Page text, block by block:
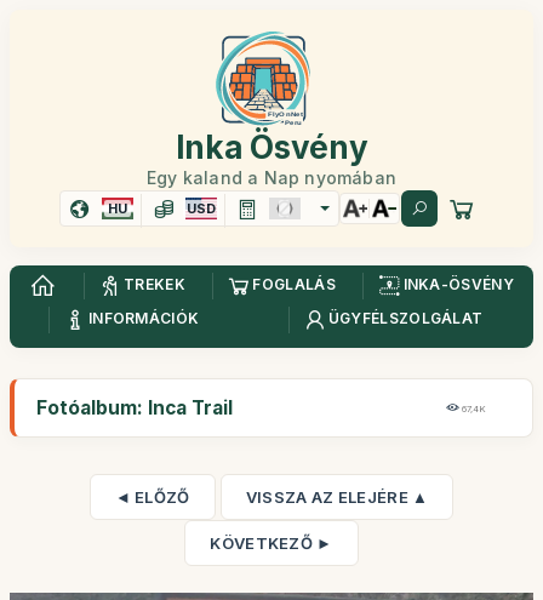
Inka Ösvény
Egy kaland a Nap nyomában
HU USD
TREKEK FOGLALÁS
INKA-ÖSVÉNY
INFORMÁCIÓK
ÜGYFÉLSZOLGÁLAT
Fotóalbum: Inca Trail 67,4K
◄ ELŐZŐ VISSZA AZ ELEJÉRE ▲
KÖVETKEZŐ ►